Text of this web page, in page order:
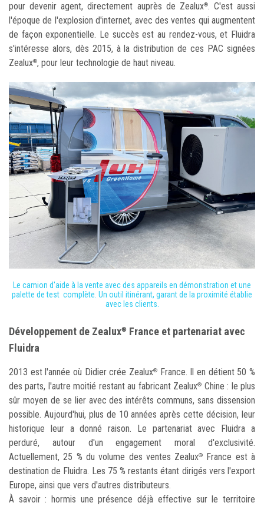
pour devenir agent, directement auprès de Zealux®. C'est aussi
l'époque de l'explosion d'internet, avec des ventes qui augmentent
de façon exponentielle. Le succès est au rendez-vous, et Fluidra
s'intéresse alors, dès 2015, à la distribution de ces PAC signées
Zealux®, pour leur technologie de haut niveau.
Le camion d'aide à la vente avec des appareils en démonstration et une
palette de test complète. Un outil itinérant, garant de la proximité établie
avec les clients.
Développement de Zealux® France et partenariat avec
Fluidra
2013 est l'année où Didier crée Zealux® France. Il en détient 50 %
des parts, l'autre moitié restant au fabricant Zealux® Chine : le plus
sûr moyen de se lier avec des intérêts communs, sans dissension
possible. Aujourd'hui, plus de 10 années après cette décision, leur
historique leur a donné raison. Le partenariat avec Fluidra a
perduré, autour d'un engagement moral d'exclusivité.
Actuellement, 25 % du volume des ventes Zealux®
France est à
destination de Fluidra. Les 75 % restants étant dirigés vers l'export
Europe, ainsi que vers d'autres distributeurs.
À savoir : hormis une présence déjà effective sur le territoire